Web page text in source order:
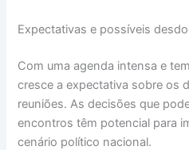
Expectativas e possíveis
Com uma agenda intensa e
cresce a expectativa sobre os
reuniões. As decisões que
encontros têm potencial para
cenário político nacional.